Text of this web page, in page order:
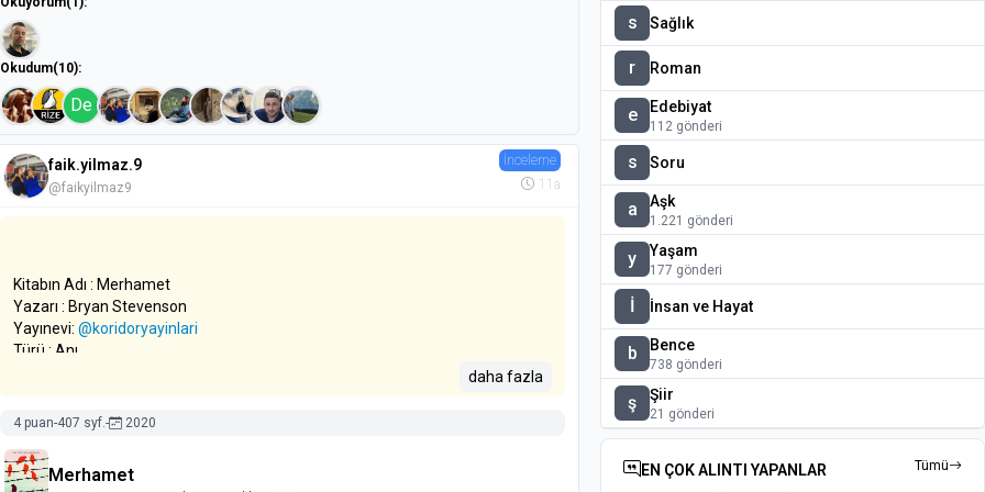
Okudum(10):
De
faik.yilmaz.9
@faikyilmaz9
İnceleme
11a
Kitabın Adı : Merhamet
Yazarı : Bryan Stevenson
Yayınevi: @koridoryayinlari
Türü : Anı
hakları savunucusu ve aktivistidir. Fakir hukuk yardımı alamayan insanları
savunan Eşit Adalet Girişiminin de Ceosudur.
daha fazla
4 puan-407 syf.- 2020
Merhamet
s Sağlık
r Roman
e Edebiyat
112 gönderi
s Soru
a Aşk
1.221 gönderi
y Yaşam
177 gönderi
İ İnsan ve Hayat
b Bence
738 gönderi
ş Şiir
21 gönderi
EN ÇOK ALINTI YAPANLAR Tümü